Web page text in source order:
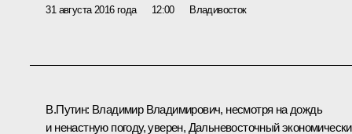
31 августа 2016 года 12:00 Владивосток
В.Путин: Владимир Владимирович, несмотря на дождь
и ненастную погоду, уверен, Дальневосточный